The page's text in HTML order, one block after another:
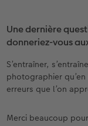
Une dernière
donneriez-vous
S’entraîner,
photographier
erreurs que l’on
Merci beaucoup